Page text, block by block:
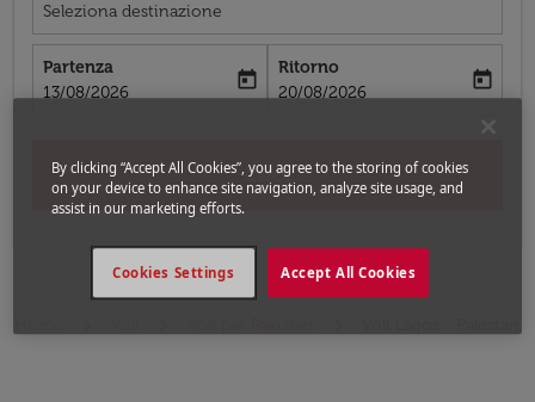
Seleziona destinazione
Partenza
fc-booking-departure-date-aria-label
13/08/2026
today
Ritorno
fc-booking-return-date-aria-label
20/08/2026
today
Cerca
By clicking “Accept All Cookies”, you agree to the storing of cookies
on your device to enhance site navigation, analyze site usage, and
assist in our marketing efforts.
Accept All Cookies
Cookies Settings